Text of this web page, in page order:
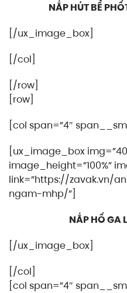
NẮP HÚT BỂ
[/ux_image_box]
[/col]
[/row]
[row]
[col span=”4″
[ux_image_box
image_height=”100%”
link=”https://zavak.vn/
ngam-mhp/”]
NẮP HỐ GA
[/ux_image_box]
[/col]
[col span=”4″